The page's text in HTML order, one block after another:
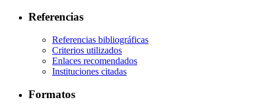
Referencias
Referencias bibliográficas
Criterios utilizados
Enlaces recomendados
Instituciones citadas
Formatos